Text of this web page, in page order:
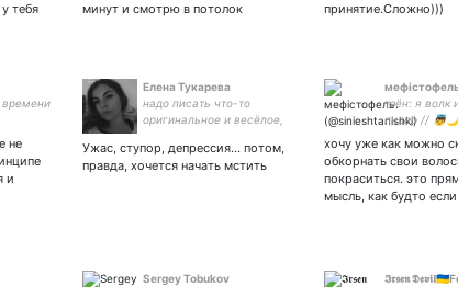
тебя
минут и смотрю в потолок
принятие.Сложно)))
времени
не
и
Елена Тукарева
надо писать что-то
оригинальное и весёлое,
но до конца войны не
поднимается рука…
Ужас, ступор, депрессия… потом,
правда, хочется начать мстить
тэён: я волк
лидер // 👼🌙
хочу уже как можно
обкорнать свои
покраситься. это
мысль, как будто
Sergey Tobukov
𝕴𝖗𝖘𝖊𝖓